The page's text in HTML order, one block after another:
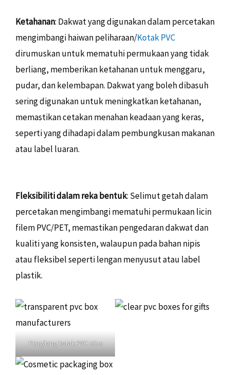
Ketahanan: Dakwat yang digunakan dalam percetakan
mengimbangi haiwan peliharaan/Kotak PVC
dirumuskan untuk mematuhi permukaan yang tidak
berliang, memberikan ketahanan untuk menggaru,
pudar, dan kelembapan. Dakwat yang boleh dibasuh
sering digunakan untuk meningkatkan ketahanan,
memastikan cetakan menahan keadaan yang keras,
seperti yang dihadapi dalam pembungkusan makanan
atau label luaran.
Fleksibiliti dalam reka bentuk: Selimut getah dalam
percetakan mengimbangi mematuhi permukaan licin
filem PVC/PET, memastikan pengedaran dakwat dan
kualiti yang konsisten, walaupun pada bahan nipis
atau fleksibel seperti lengan menyusut atau label
plastik.
Pengilang kotak PVC telus